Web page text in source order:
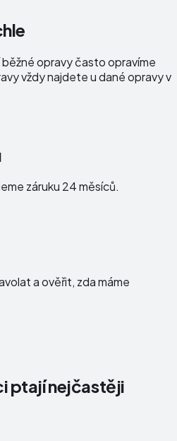
opravy často opravíme
vždy najdete u dané opravy v
záruku 24 měsíců.
a ověřit, zda máme
ptají nejčastěji